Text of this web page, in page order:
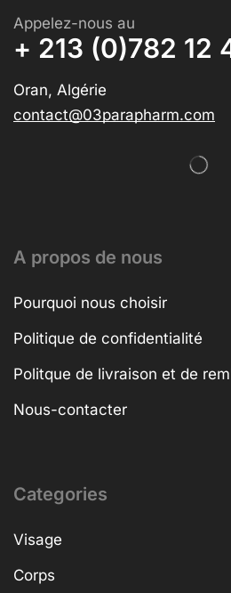
Appelez-nous au
+ 213 (0)782 12
Oran, Algérie
contact@03parapharm.com
A propos de nous
Pourquoi nous choisir
Politique de confidentialité
Politque de livraison et de
Nous-contacter
Categories
Visage
Corps